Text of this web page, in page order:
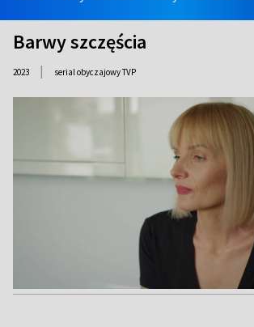
Barwy szczęścia
2023 | serial obyczajowy TVP